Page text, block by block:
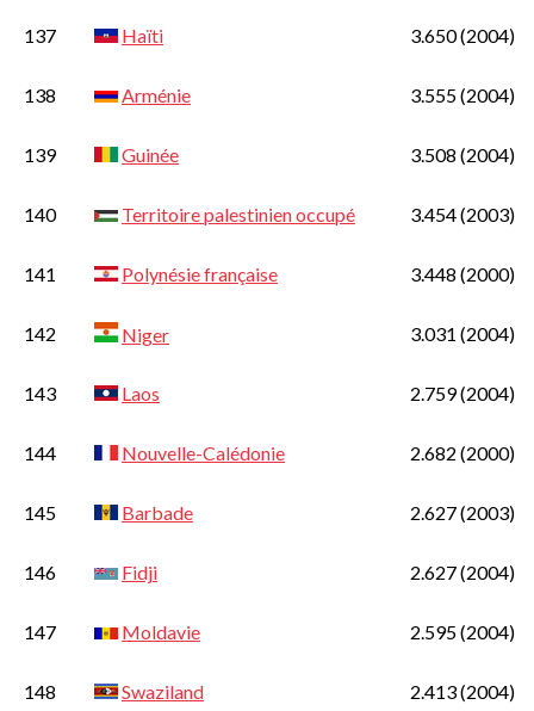
137 Haïti 3.650(2004)
138 Arménie 3.555(2004)
139 Guinée 3.508 (2004)
140 Territoire palestinien occupé 3.454(2003)
141 Polynésie française 3.448 (2000)
142 Niger 3.031 (2004)
143 Laos 2.759(2004)
144 Nouvelle-Calédonie 2.682 (2000)
145 Barbade 2.627(2003)
146 Fidji 2.627(2004)
147 Moldavie 2.595(2004)
148 Swaziland 2.413(2004)